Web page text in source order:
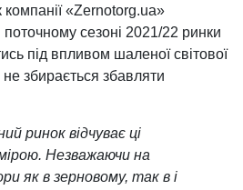
компанії «Zernotorg.ua»
сезоні 2021/22 ринки
під впливом шаленої світової
не збирається збавляти
ринок відчуває ці
Незважаючи на
як в зерновому, так в і